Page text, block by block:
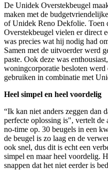
De Unidek Overstekbeugel
maken met de
of Unidek Reno Dekfolie. Toen
Overstekbeugel vielen er direct
was precies wat hij nodig had
Samen met de uitvoerder werd
paste. Ook deze was
woningcorporatie besloten werd
gebruiken in combinatie met
Heel simpel en heel voordelig
“Ik kan niet anders zeggen dan
perfecte oplossing is", vertelt de
no-time op. 30 beugels in een
de beugel is zo laag en de
ook snel, dus dit is echt een
simpel en maar heel voordelig.
snappen dat het niet eerder is